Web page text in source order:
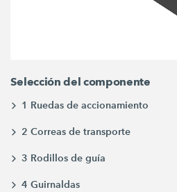
Selección del componente
1 Ruedas de accionamiento
2 Correas de transporte
3 Rodillos de guía
4 Guirnaldas